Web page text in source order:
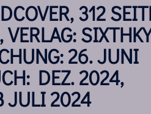
312
26. JUNI
DEZ. 2024,
JULI 2024